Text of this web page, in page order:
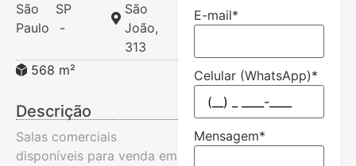
São
Paulo
SP
-
São
João,
313
568 m²
Descrição
Salas comerciais
disponíveis para venda em
E-mail*
Celular (WhatsApp)*
Mensagem*